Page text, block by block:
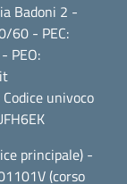
Badoni 2 -
60 - PEC:
- PEO:
univoco
principale) -
(corso